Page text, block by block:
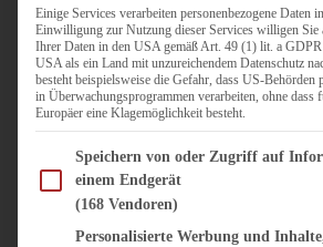
ONE-POT-
PASTA &
PIZZA,
REIS &
SALATE &
Einige Services verarbeiten personenbezogene
Einwilligung zur Nutzung dieser Services willigen Sie
Ihrer Daten in den USA gemäß Art. 49 (1) lit. a
USA als ein Land mit unzureichendem Datenschutz
besteht beispielsweise die Gefahr, dass US-Behörden
in Überwachungsprogrammen verarbeiten, ohne dass
Europäer eine Klagemöglichkeit besteht.
Im Folgenden finden Sie eine Liste der Zwecke des
Speichern von oder Zugriff auf
einem Endgerät
(168 Vendoren)
Personalisierte Werbung und